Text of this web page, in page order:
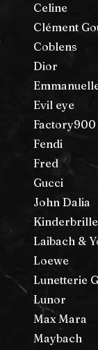
Celine
Clément
Coblens
Dior
Evil eye
Factory900
Fendi
Fred
Gucci
John Dalia
Laibach &
Loewe
Lunetterie
Lunor
Max Mara
Maybach